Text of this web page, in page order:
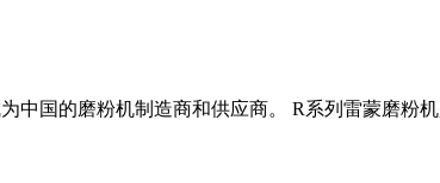
中国的磨粉机制造商和供应商。 R系列雷蒙磨粉